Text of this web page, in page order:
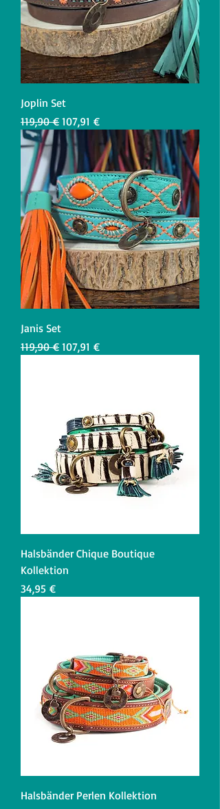
Joplin Set
Standardpreis
119,90 € Sale-Preis
107,91 €
Janis Set
Standardpreis
119,90 € Sale-Preis
107,91 €
Halsbänder Chique Boutique
Kollektion
Preis
34,95 €
Halsbänder Perlen Kollektion